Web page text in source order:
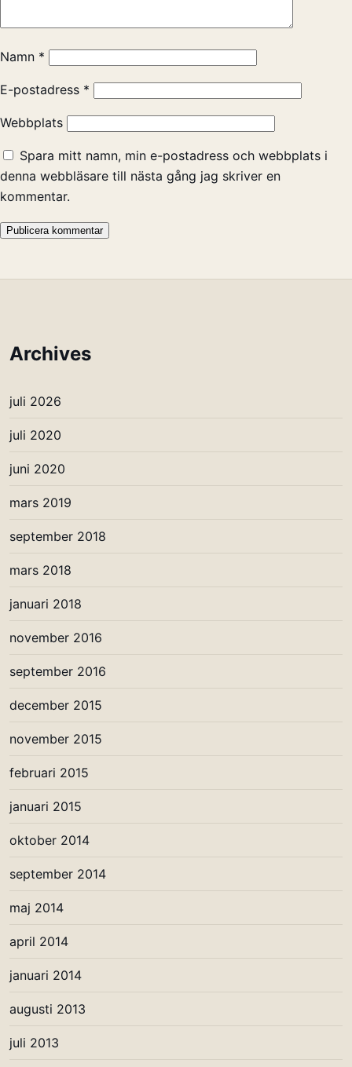
Namn *
E-postadress *
Webbplats
Spara mitt namn, min e-postadress och webbplats i
denna webbläsare till nästa gång jag skriver en
kommentar.
Archives
juli 2026
juli 2020
juni 2020
mars 2019
september 2018
mars 2018
januari 2018
november 2016
september 2016
december 2015
november 2015
februari 2015
januari 2015
oktober 2014
september 2014
maj 2014
april 2014
januari 2014
augusti 2013
juli 2013